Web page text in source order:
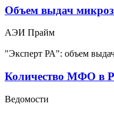
Объем выдач
АЭИ Прайм
"Эксперт РА": объем
Количество МФО в
Ведомости